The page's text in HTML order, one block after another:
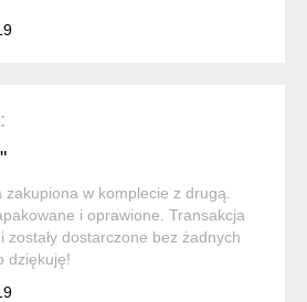
w komplecie z drugą.
i oprawione. Transakcja
zostały dostarczone bez żadnych
dziękuję!